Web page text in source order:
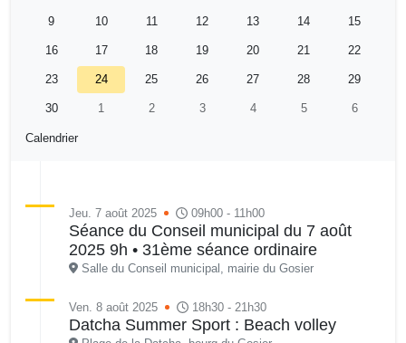
Calendrier
9 10 11 12 13 14 15
16 17 18 19 20 21 22
23 24 25 26 27 28 29
30 1 2 3 4 5 6
Jeu. 7 août 2025 09h00 - 11h00
Séance du Conseil municipal du 7 août
2025 9h • 31ème séance ordinaire
Salle du Conseil municipal, mairie du Gosier
Ven. 8 août 2025 18h30 - 21h30
Datcha Summer Sport : Beach volley